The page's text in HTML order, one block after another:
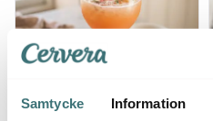
Samtycke Information